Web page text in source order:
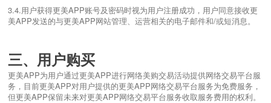
3.4.用户获得更美APP账号及密码时视为用户注册成功，用户同意接收更
美APP发送的与更美APP网站管理、运营相关的电子邮件和/或短消息。
三、用户购买
更美APP为用户通过更美APP进行网络美购交易活动提供网络交易平台服
务，目前更美APP对用户提供的更美APP网络交易平台服务为免费服务，
但更美APP保留未来对更美APP网络交易平台服务收取服务费用的权利。